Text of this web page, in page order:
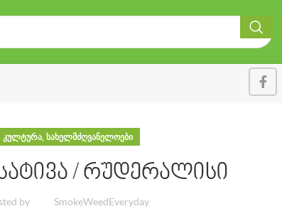
ᲙᲣᲚᲢᲣᲠᲐ, ᲡᲐᲮᲔᲚᲛᲫᲦᲕᲐᲜᲔᲚᲝᲔᲑᲘ
/ რუდერალისი
by SmokeWeedEveryday